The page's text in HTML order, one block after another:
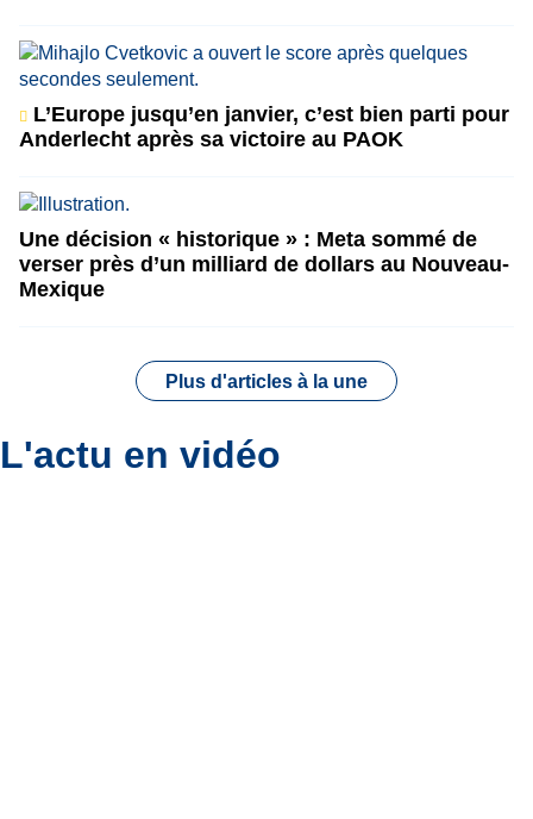
L’Europe jusqu’en janvier, c’est bien parti pour
Anderlecht après sa victoire au PAOK
Une décision « historique » : Meta sommé de
verser près d’un milliard de dollars au Nouveau-
Mexique
Plus d'articles à la une
L'actu en vidéo